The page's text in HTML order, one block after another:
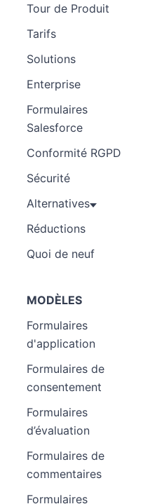
Tour de Produit
Tarifs
Solutions
Enterprise
Formulaires
Salesforce
Conformité RGPD
Sécurité
Alternatives
Réductions
Quoi de neuf
MODÈLES
Formulaires
d'application
Formulaires de
consentement
Formulaires
d’évaluation
Formulaires de
commentaires
Formulaires